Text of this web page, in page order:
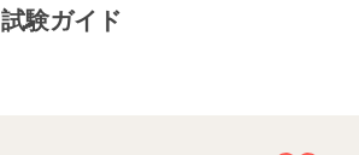
試験ガイド